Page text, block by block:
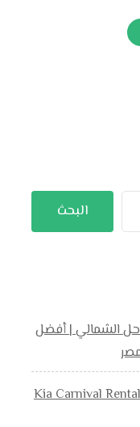
البحث
الشمالي | أفضل
Kia Carnival